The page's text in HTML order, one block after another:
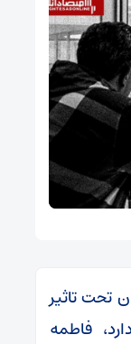
تحت تاثیر
فاطمه